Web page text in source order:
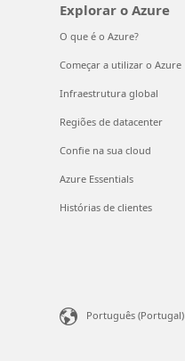
Explorar o Azure
O que é o Azure?
Começar a utilizar o Azure
Infraestrutura global
Regiões de datacenter
Confie na sua cloud
Azure Essentials
Histórias de clientes
Português (Portugal)